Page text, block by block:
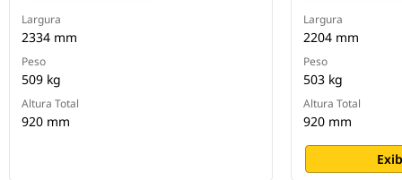
Largura
2334 mm
Peso
509 kg
Altura Total
920 mm
Largura
2204 mm
Peso
503 kg
Altura Total
920 mm